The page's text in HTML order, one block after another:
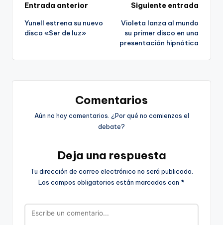
Navegación
de
Entrada anterior
Yunell estrena su nuevo
disco «Ser de luz»
Siguiente entrada
Violeta lanza al mundo
su primer disco en una
presentación hipnótica
Comentarios
Aún no hay comentarios. ¿Por qué no comienzas el
debate?
Deja una respuesta
Tu dirección de correo electrónico no será publicada.
Los campos obligatorios están marcados con *